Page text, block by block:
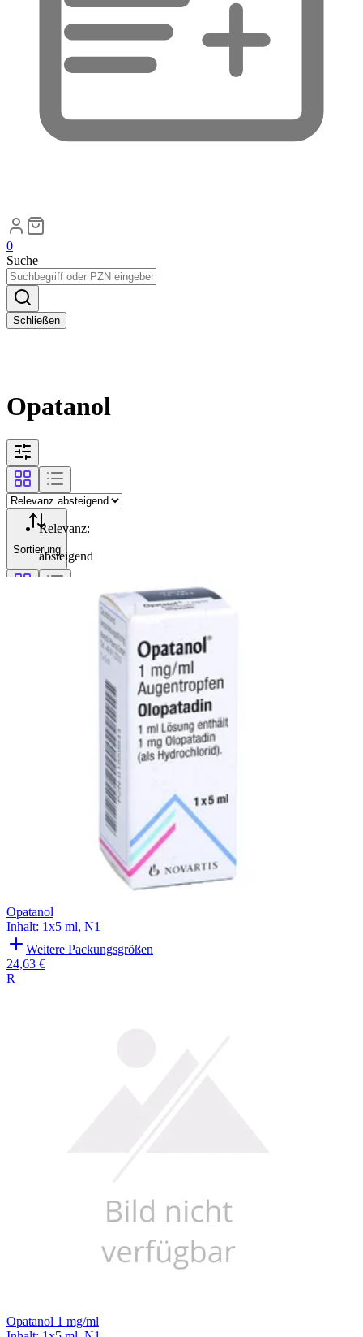
0
Suche
Schließen
Opatanol
Sortierung
Relevanz:
absteigend
Opatanol
Inhalt: 1x5 ml, N1
Weitere Packungsgrößen
24,63 €
R
Opatanol 1 mg/ml